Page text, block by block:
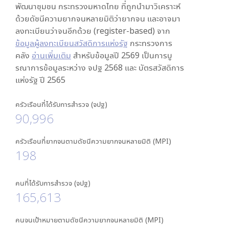
พัฒนาชุมชน กระทรวงมหาดไทย ที่ถูกนำมาวิเคราะห์
ด้วยดัชนีความยากจนหลายมิติว่ายากจน และอาจมา
ลงทะเบียนว่าจนอีกด้วย (register-based) จาก
ข้อมูลผู้ลงทะเบียนสวัสดิการแห่งรัฐ กระทรวงการ
คลัง อ่านเพิ่มเติม สำหรับข้อมูลปี 2569 เป็นการบู
รณาการข้อมูลระหว่าง จปฐ 2568 และ บัตรสวัสดิการ
แห่งรัฐ ปี 2565
ครัวเรือนที่ได้รับการสำรวจ (จปฐ)
90,996
ครัวเรือนที่ยากจนตามดัชนีความยากจนหลายมิติ (MPI)
198
คนที่ได้รับการสำรวจ (จปฐ)
165,613
คนจนเป้าหมายตามดัชนีความยากจนหลายมิติ (MPI)